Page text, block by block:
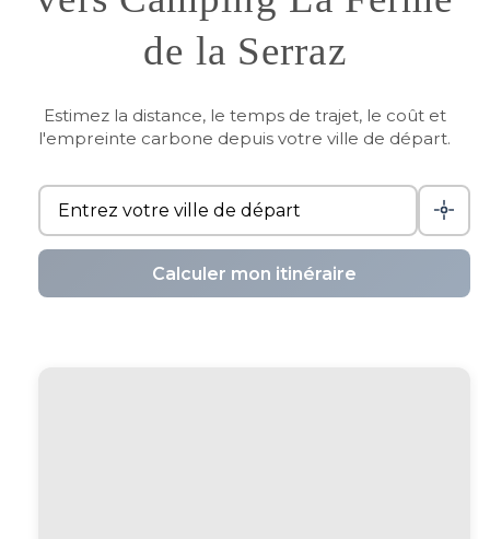
de la Serraz
Estimez la distance, le temps de trajet, le coût et
l'empreinte carbone depuis votre ville de départ.
Calculer mon itinéraire